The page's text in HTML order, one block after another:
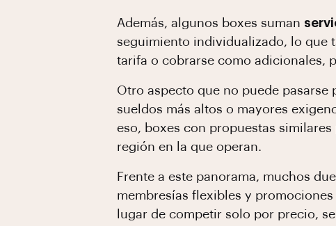
Además, algunos boxes suman
seguimiento individualizado, lo que
tarifa o cobrarse como adicionales,
Otro aspecto que no puede pasarse
sueldos más altos o mayores
eso, boxes con propuestas
región en la que operan.
Frente a este panorama, muchos
membresías flexibles y
lugar de competir solo por precio,